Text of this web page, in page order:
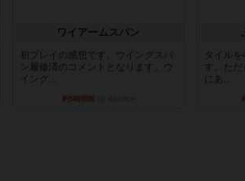
ワイアームスパン
初プレイの感想です。ウイングスパ
ン履修済のコメントとなります。ウ
イング...
約5時間前
タイル
す。ただ
にあ...